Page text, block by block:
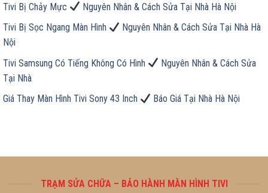
Tivi Bị Chảy Mực
Nguyên Nhân & Cách Sửa Tại Nhà Hà Nội
Tivi Bị Sọc Ngang Màn Hình
Nguyên Nhân & Cách Sửa Tại Nhà Hà
Nội
Tivi Samsung Có Tiếng Không Có Hình
Nguyên Nhân & Cách Sửa
Tại Nhà
Giá Thay Màn Hình Tivi Sony 43 Inch
Báo Giá Tại Nhà Hà Nội
TRẠM SỬA CHỮA – BẢO HÀNH MÀN HÌNH TIVI